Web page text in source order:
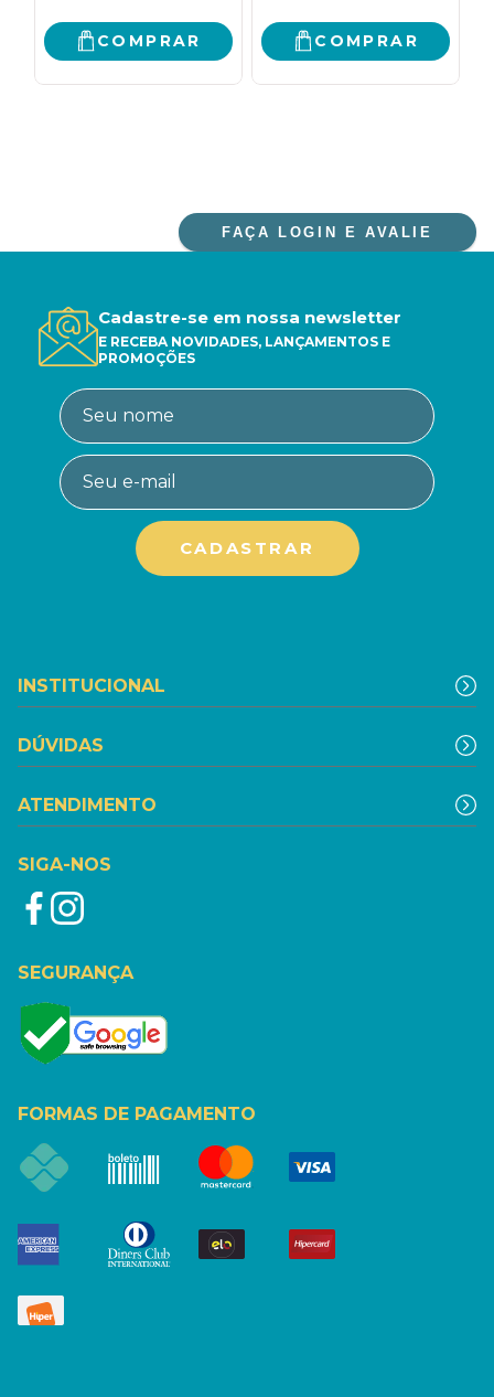
COMPRAR COMPRAR
FAÇA LOGIN E AVALIE
Cadastre-se em nossa newsletter
E RECEBA NOVIDADES, LANÇAMENTOS E
PROMOÇÕES
INSTITUCIONAL
DÚVIDAS
ATENDIMENTO
SIGA-NOS
SEGURANÇA
FORMAS DE PAGAMENTO